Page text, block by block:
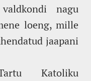
nagu
loeng, mille
jaapani
Katoliku